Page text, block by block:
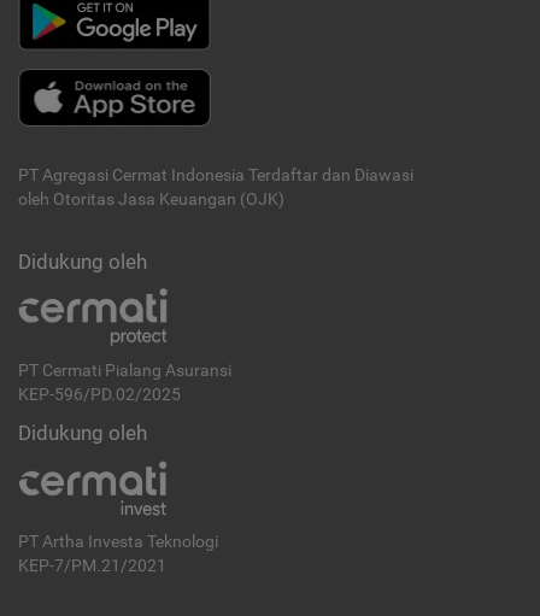
PT Agregasi Cermat Indonesia Terdaftar dan Diawasi
oleh Otoritas Jasa Keuangan (OJK)
Didukung oleh
PT Cermati Pialang Asuransi
KEP-596/PD.02/2025
Didukung oleh
PT Artha Investa Teknologi
KEP-7/PM.21/2021